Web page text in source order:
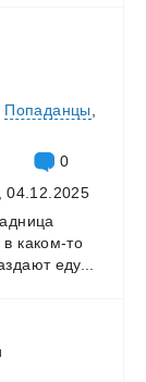
Попаданцы
0
04.12.2025
в каком-то
еду...